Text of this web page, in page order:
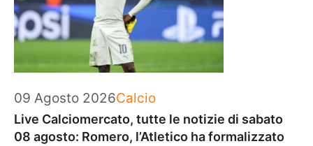
09 Agosto 2026Categorie
Calcio
Live Calciomercato, tutte le notizie di sabato
08 agosto: Romero, l’Atletico ha formalizzato